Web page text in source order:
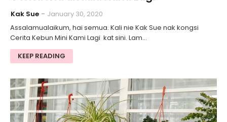
Kak Sue
January 30, 2020
Assalamualaikum, hai semua. Kali nie Kak Sue nak kongsi
Cerita Kebun Mini Kami Lagi kat sini. Lam…
KEEP READING